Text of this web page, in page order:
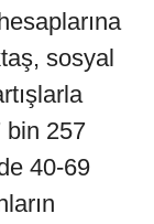
sosyal
bin 257
40-69